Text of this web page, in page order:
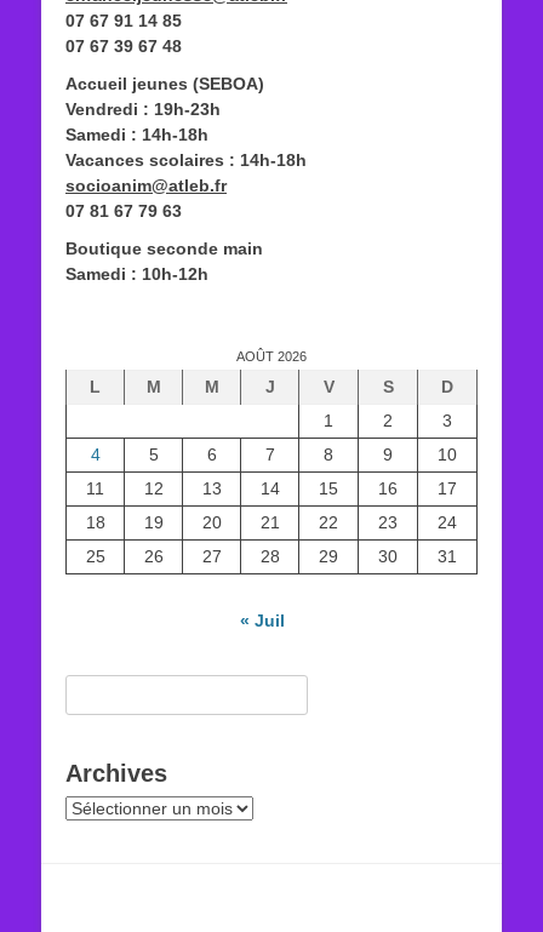
07 67 91 14 85
07 67 39 67 48
Accueil jeunes (SEBOA)
Vendredi : 19h-23h
Samedi : 14h-18h
Vacances scolaires : 14h-18h
socioanim@atleb.fr
07 81 67 79 63
Boutique seconde main
Samedi : 10h-12h
AOÛT 2026
L M M J V S
D
1
2
3
4
5 6 7 8 9
10
11
12 13 14 15 16
17
18
19 20 21 22 23
24
25
26 27 28 29 30 31
« Juil
Archives
Archives